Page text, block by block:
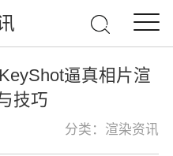
逼真相片渲
技巧
分类：渲染资讯